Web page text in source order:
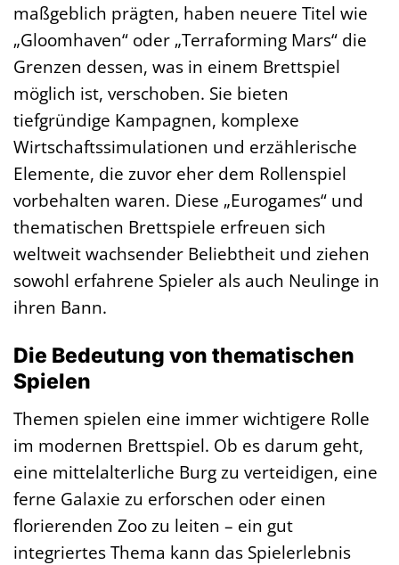
maßgeblich prägten, haben neuere Titel wie
„Gloomhaven“ oder „Terraforming Mars“ die
Grenzen dessen, was in einem Brettspiel
möglich ist, verschoben. Sie bieten
tiefgründige Kampagnen, komplexe
Wirtschaftssimulationen und erzählerische
Elemente, die zuvor eher dem Rollenspiel
vorbehalten waren. Diese „Eurogames“ und
thematischen Brettspiele erfreuen sich
weltweit wachsender Beliebtheit und ziehen
sowohl erfahrene Spieler als auch Neulinge in
ihren Bann.
Die Bedeutung von thematischen
Spielen
Themen spielen eine immer wichtigere Rolle
im modernen Brettspiel. Ob es darum geht,
eine mittelalterliche Burg zu verteidigen, eine
ferne Galaxie zu erforschen oder einen
florierenden Zoo zu leiten – ein gut
integriertes Thema kann das Spielerlebnis